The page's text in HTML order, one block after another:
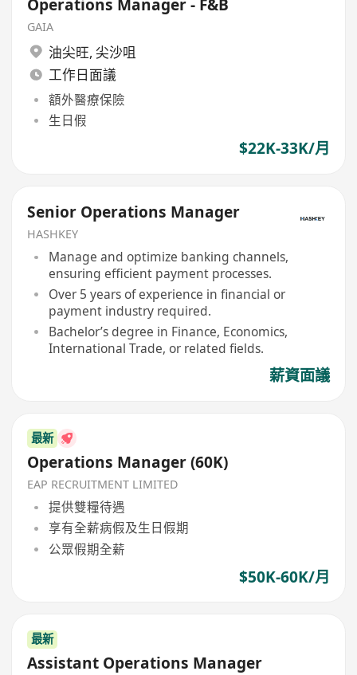
Operations Manager - F&B
GAIA
油尖旺, 尖沙咀
工作日面議
額外醫療保險
生日假
$22K-33K/月
Senior Operations Manager
HASHKEY
Manage and optimize banking channels,
ensuring efficient payment processes.
Over 5 years of experience in financial or
payment industry required.
Bachelor’s degree in Finance, Economics,
International Trade, or related fields.
薪資面議
最新
Operations Manager (60K)
EAP RECRUITMENT LIMITED
提供雙糧待遇
享有全薪病假及生日假期
公眾假期全薪
$50K-60K/月
最新
Assistant Operations Manager